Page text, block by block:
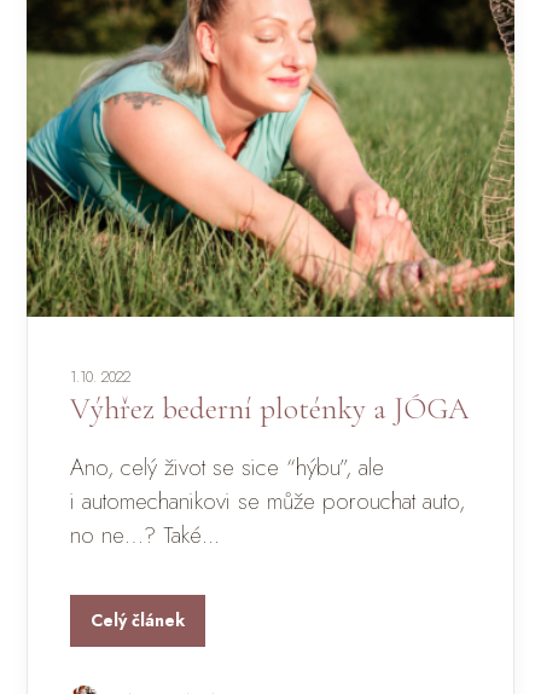
1.10. 2022
Výhřez bederní ploténky a JÓGA
Ano, celý život se sice “hýbu”, ale
i automechanikovi se může porouchat auto,
no ne…? Také...
Celý článek